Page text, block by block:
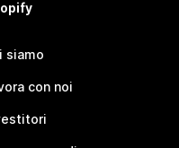
siamo
con noi